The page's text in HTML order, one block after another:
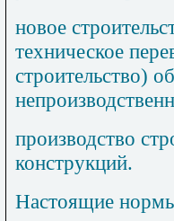
новое
техническое
строительство)
производство
конструкций.
Настоящие